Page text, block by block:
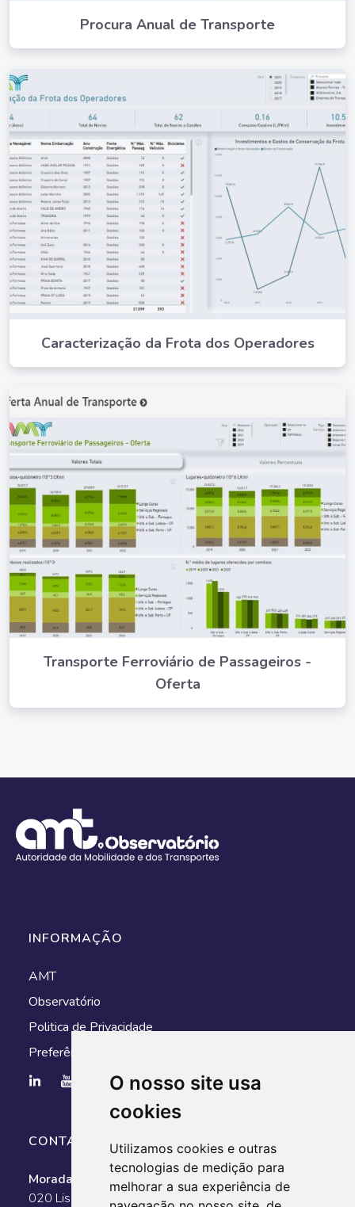
O nosso site usa
cookies
Utilizamos cookies e outras
tecnologias de medição para
melhorar a sua experiência de
Procura Anual de Transporte
Caracterização da Frota dos Operadores
Transporte Ferroviário de Passageiros -
Oferta
INFORMAÇÃO
AMT
Observatório
Politica de Privacidade
Preferências de cookies
CONTACTOS
Morada:
Av. António Augusto de Aguiar, n.º 128, 1050-
020 Lisboa